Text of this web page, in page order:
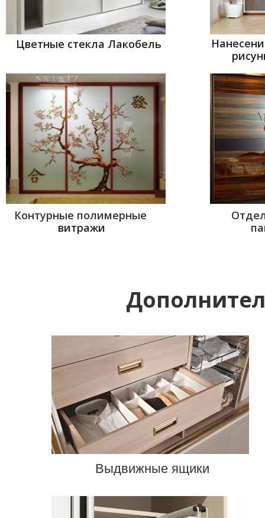
Контурные полимерные
витражи
Выдвижные ящики
Цветные стекла Лакобель